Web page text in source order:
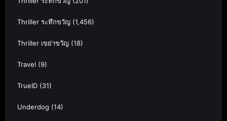
Thriller ระทึกขวัญ (1,456)
Thriller เขย่าขวัญ (18)
Travel (9)
TrueID (31)
Underdog (14)